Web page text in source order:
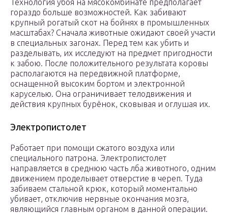
Технология убоя на мясокомбинате предполагает
гораздо больше возможностей. Как забивают
крупный рогатый скот на бойнях в промышленных
масштабах? Сначала животные ожидают своей участи
в специальных загонах. Перед тем как убить и
разделывать, их исследуют на предмет пригодности
к забою. После положительного результата коровы
располагаются на передвижной платформе,
оснащенной высоким бортом и электронной
каруселью. Она ограничивает телодвижения и
действия крупных бурёнок, сковывая и оглушая их.
Электропистолет
Работает при помощи сжатого воздуха или
специального патрона. Электропистолет
направляется в среднюю часть лба животного, одним
движением проделывает отверстие в череп. Туда
забиваем стальной крюк, который моментально
убивает, отключив нервные окончания мозга,
являющийся главным органом в данной операции.